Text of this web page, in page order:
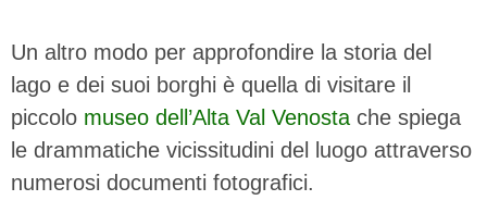
Un altro modo per approfondire la storia del
lago e dei suoi borghi è quella di visitare il
piccolo museo dell’Alta Val Venosta che spiega
le drammatiche vicissitudini del luogo attraverso
numerosi documenti fotografici.